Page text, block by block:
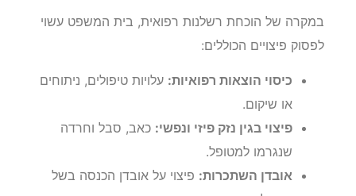
במקרה של הוכחת רשלנות רפואית, בית המשפט עשוי
לפסוק פיצויים הכוללים:
כיסוי הוצאות רפואיות: עלויות טיפולים, ניתוחים
או שיקום.
פיצוי בגין נזק פיזי ונפשי: כאב, סבל וחרדה
שנגרמו למטופל.
אובדן השתכרות: פיצוי על אובדן הכנסה בשל